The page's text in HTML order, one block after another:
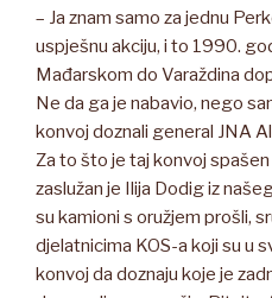
– Ja znam samo za jednu
uspješnu akciju, i to 1990.
Mađarskom do Varaždina
Ne da ga je nabavio, nego
konvoj doznali general JNA
Za to što je taj konvoj
zaslužan je Ilija Dodig iz
su kamioni s oružjem prošli,
djelatnicima KOS-a koji su u
konvoj da doznaju koje je